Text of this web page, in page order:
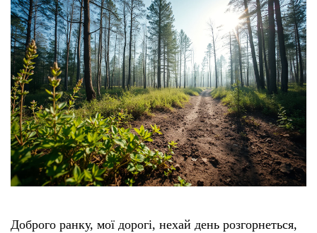
Доброго ранку, мої дорогі, нехай день розгорнеться,